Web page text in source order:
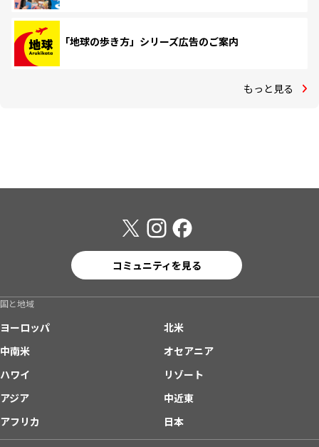
「地球の歩き方」シリーズ広告のご案内
もっと見る
コミュニティを見る
国と地域
ヨーロッパ
北米
中南米
オセアニア
ハワイ
リゾート
アジア
中近東
アフリカ
日本